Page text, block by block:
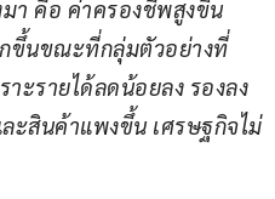
า คือ ค่าครองชีพสูงขึ้น
ขึ้นขณะที่กลุ่มตัวอย่างที่
ะรายได้ลดน้อยลง รองลง
ะสินค้าแพงขึ้น เศรษฐกิจไม่